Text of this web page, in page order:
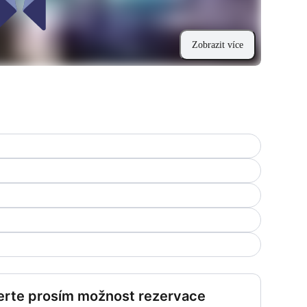
Zobrazit více
prosím možnost rezervace